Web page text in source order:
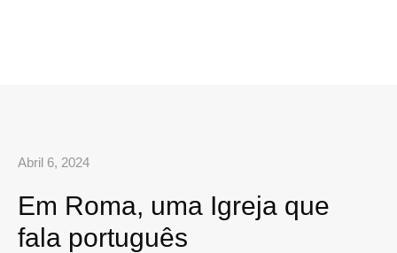
Abril 6, 2024
Em Roma, uma Igreja que
fala português